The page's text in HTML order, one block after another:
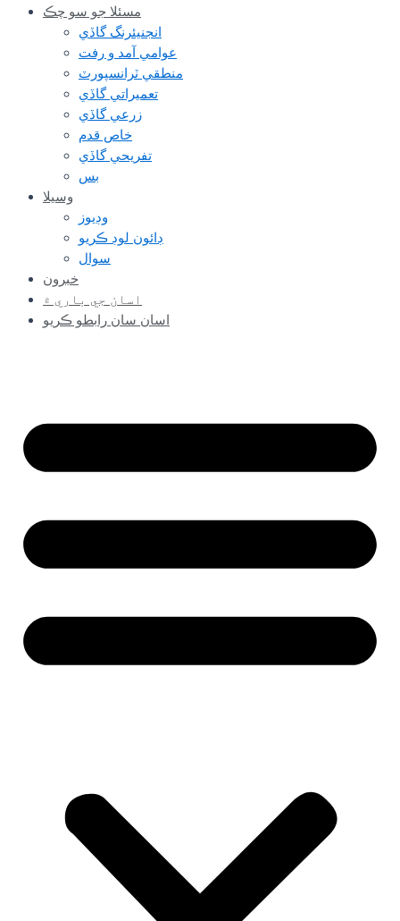
مسئلا جو سو چڪ
انجنيئرنگ گاڏي
عوامي آمد و رفت
منطقي ٽرانسپورٽ
تعميراتي گاڏي
زرعي گاڏي
خاص قدم
تفريحي گاڏي
بس
وسيلا
وڊيوز
ڊائون لوڊ ڪريو
سوال
خبرون
اسان جي باري ۾
اسان سان رابطو ڪريو